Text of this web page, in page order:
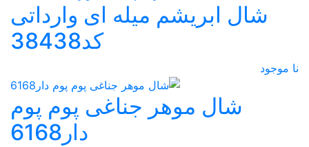
شال ابریشم میله ای وارداتی
کد38438
نا موجود
شال موهر جناغی پوم پوم
دار6168